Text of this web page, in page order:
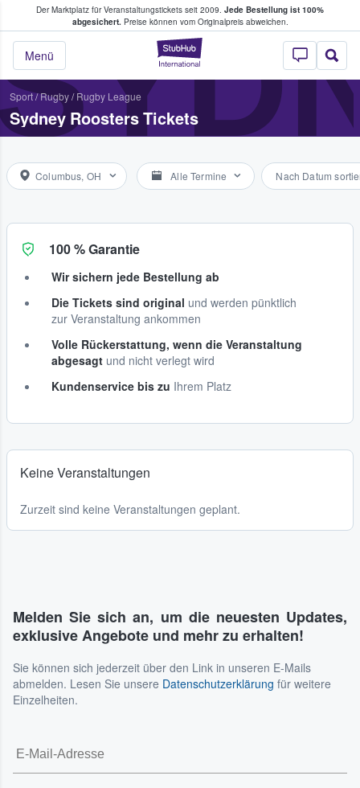
Der Marktplatz für Veranstaltungstickets seit 2009. Jede Bestellung ist 100%
abgesichert.Preise können vom Originalpreis abweichen.
StubHub - Wo
Menü
Tickets kaufen & verkaufen
Sport/Rugby/ Rugby League
Sydney Roosters Tickets
Columbus, OH Alle Termine Nach Datum
100 % Garantie
Wir sichern jede Bestellung ab
Die Tickets sind original und werden pünktlich
zur Veranstaltung ankommen
Volle Rückerstattung, wenn die Veranstaltung
abgesagt und nicht verlegt wird
Kundenservice bis zu Ihrem Platz
Keine Veranstaltungen
Zurzeit sind keine Veranstaltungen geplant.
Melden Sie sich an, um die neuesten Updates,
exklusive Angebote und mehr zu erhalten!
Sie können sich jederzeit über den Link in unseren E-Mails
abmelden. Lesen Sie unsere Datenschutzerklärung für weitere
Einzelheiten.